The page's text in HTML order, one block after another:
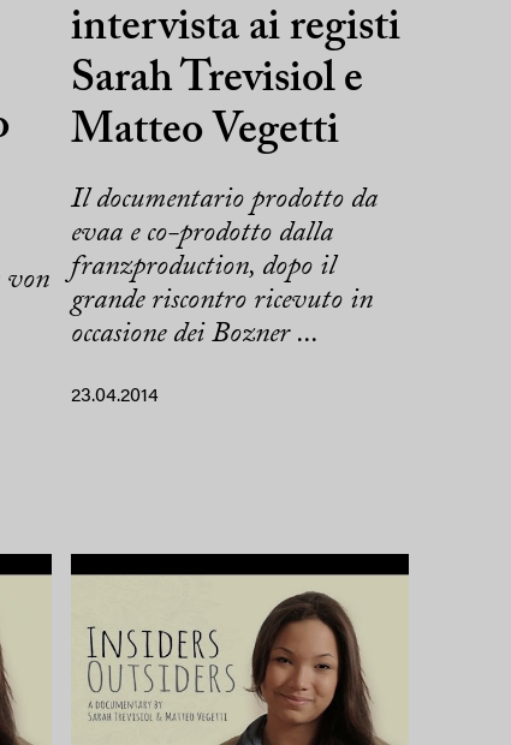
von
intervista ai registi
Sarah Trevisiol e
Matteo Vegetti
Il documentario prodotto da
evaa e co-prodotto dalla
franzproduction, dopo il
grande riscontro ricevuto in
occasione dei Bozner ...
23.04.2014